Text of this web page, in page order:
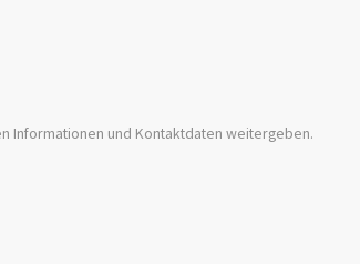
Informationen und Kontaktdaten weitergeben.